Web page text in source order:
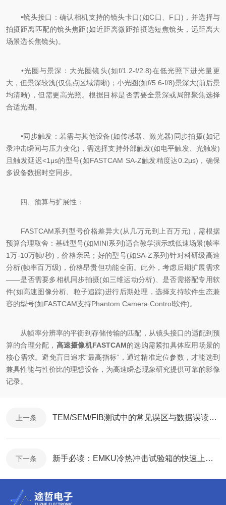
•镜头接口：确认相机支持的镜头卡口(如C口、F口)，并选择与
拍摄距离匹配的镜头焦距(如近距离微距拍摄选短焦镜头，远距离大
场景选长焦镜头)。
•光圈与景深：大光圈镜头(如f/1.2-f/2.8)在低光照下进光量更
大，但景深较浅(仅焦点区域清晰)；小光圈(如f/5.6-f/8)景深大(前后景
均清晰)，但需更高光照。根据目标是否需要全景深或局部聚焦选择
合适光圈。
•同步触发：若需与其他设备(如传感器、激光器)同步拍摄(如记
录冲击瞬间与压力变化)，需选择支持外部触发(如电平触发、光触发)
且触发延迟<1μs的型号(如FASTCAM SA-Z触发精度达0.2μs)，确保
多设备数据时空同步。
四、预算与扩展性：
FASTCAM系列型号价格差异大(从几万元到上百万元)，需根据
预算合理取舍：基础型号(如MINI系列)适合教学演示或低速场景(帧率
1万-10万帧/秒)，价格亲民；好的型号(如SA-Z系列)针对科研级高速
分析(帧率百万级)，价格昂贵但功能全面。此外，考虑后期扩展需求
——是否需要多相机同步拍摄(如三维运动分析)、是否需搭配专用软
件(如高速图像分析、粒子追踪)进行后期处理，选择支持软件生态兼
容的型号(如FASTCAM支持Phantom Camera Control软件)。
从帧率分辨率的平衡到存储传输的匹配，从镜头接口的适配到预
算的合理分配， 高速摄像机FASTCAM的选购需紧扣具体应用场景的
核心需求。避免盲目追求“最高指标”，通过精准定位参数，才能选到
兼具性能与性价比的理想设备，为高速瞬态现象研究提供可靠的影像
记录。
上一条 TEM/SEM/FIB测试中的常见误区与数据误读警示
下一条 新手必读：EMKU冷热冲击试验箱的快速上手指南与操作步骤